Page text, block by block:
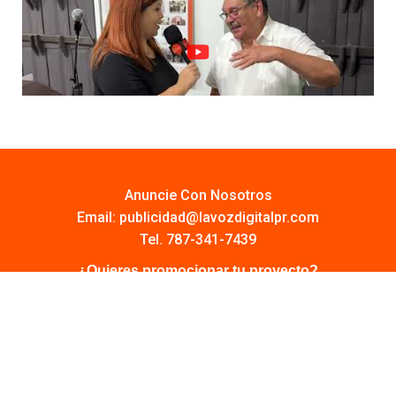
Anuncie Con Nosotros
Email: publicidad@lavozdigitalpr.com
Tel. 787-341-7439
¿Quieres promocionar tu proyecto?